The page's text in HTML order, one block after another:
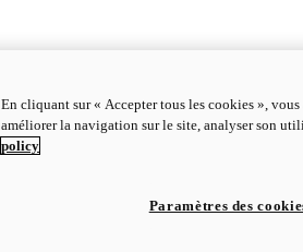
En cliquant sur « Accepter tous les cookies »,
améliorer la navigation sur le site, analyser son
policy
Paramètres des